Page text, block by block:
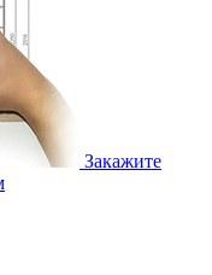
Закажите